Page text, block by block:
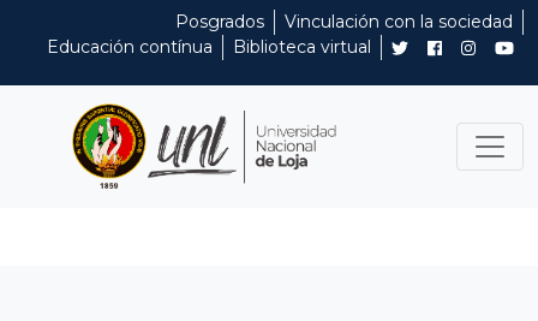
Posgrados
Vinculación con la sociedad
Educación contínua
Biblioteca virtual